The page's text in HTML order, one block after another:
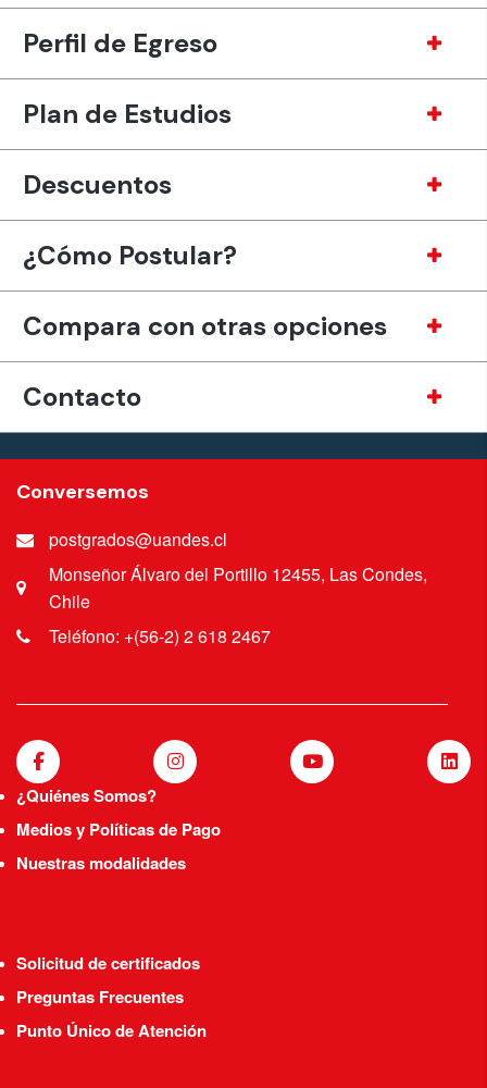
Perfil de Egreso
Plan de Estudios
Descuentos
¿Cómo Postular?
Compara con otras opciones
Contacto
Conversemos
postgrados@uandes.cl
Monseñor Álvaro del Portillo 12455, Las Condes,
Chile
Teléfono: +(56-2) 2 618 2467
¿Quiénes Somos?
Medios y Políticas de Pago
Nuestras modalidades
Solicitud de certificados
Preguntas Frecuentes
Punto Único de Atención